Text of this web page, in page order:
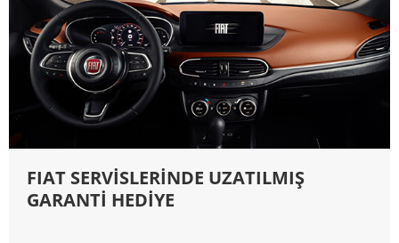
FIAT SERVİSLERİNDE UZATILMIŞ
GARANTİ HEDİYE